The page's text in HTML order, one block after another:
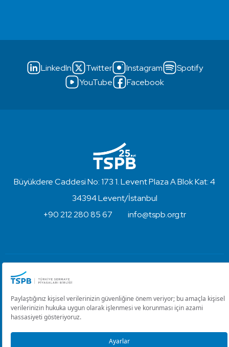
LinkedIn Twitter Instagram
Spotify
YouTube
Facebook
Büyükdere Caddesi No: 173 1. Levent Plaza A Blok Kat: 4
34394 Levent/İstanbul
+90 212 280 85 67
info@tspb.org.tr
Kullanım Koşulları ve Gizlilik
Çerez Ayarlarını Düzenle